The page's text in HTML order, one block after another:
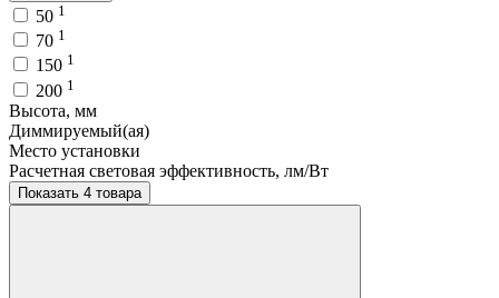
50 1
70 1
150 1
200 1
Высота, мм
Диммируемый(ая)
Место установки
Расчетная световая эффективность, лм/Вт
Показать 4 товара